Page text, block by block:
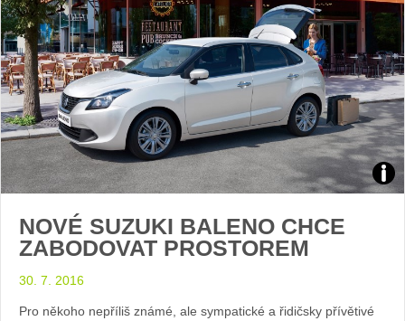
NOVÉ SUZUKI BALENO CHCE
ZABODOVAT PROSTOREM
30. 7. 2016
Pro někoho nepříliš známé, ale sympatické a řidičsky přívětivé